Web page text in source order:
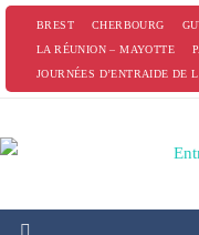
PasserBREST CHERBOURG
LA RÉUNION – MAYOTTE
JOURNÉES D’ENTRAIDE DE